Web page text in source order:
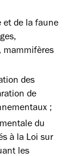
et de la faune
mammifères
des
de
;
du
à la Loi sur
les